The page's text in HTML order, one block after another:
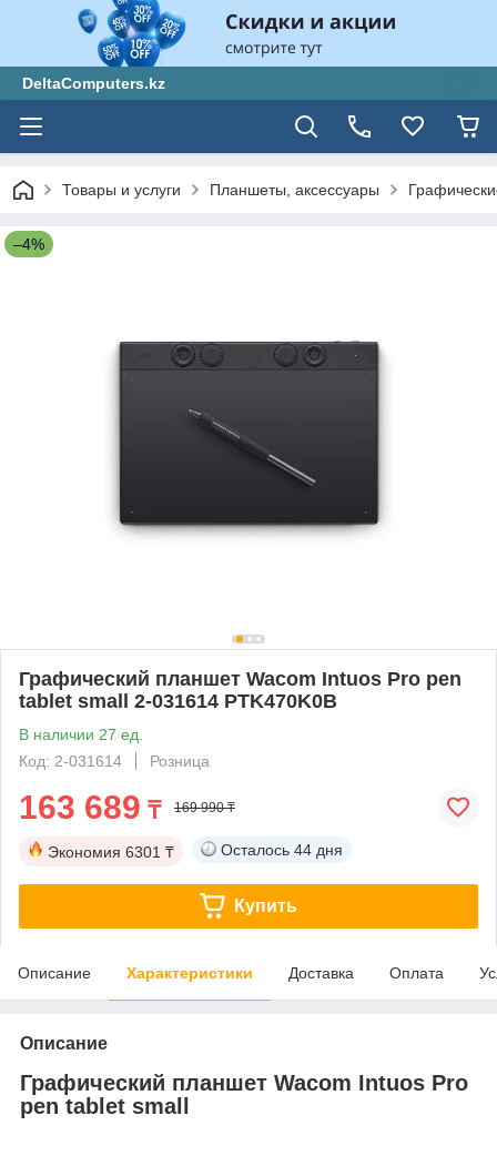
DeltaComputers.kz
Товары и услуги Планшеты, аксессуары
–4%
Графический планшет Wacom Intuos Pro pen
tablet small 2-031614 PTK470K0B
В наличии 27 ед.
Код: 2-031614
Розница
163 689 ₸ 169 990 ₸
Экономия 6301 ₸ Осталось 44 дня
Купить
Описание Характеристики Доставка Оплата
Описание
Графический планшет Wacom Intuos Pro
pen tablet small